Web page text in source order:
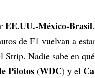
EE.UU.-México-Brasil
de F1 vuelvan a
Strip. Nadie sabe en
Pilotos (WDC) y el